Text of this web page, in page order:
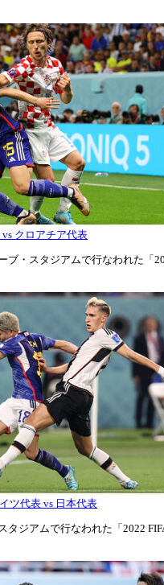
クロアチア代表
ブ・スタジアムで行なわれた「
ツ代表 vs 日本代表
タジアムで行なわれた「2022